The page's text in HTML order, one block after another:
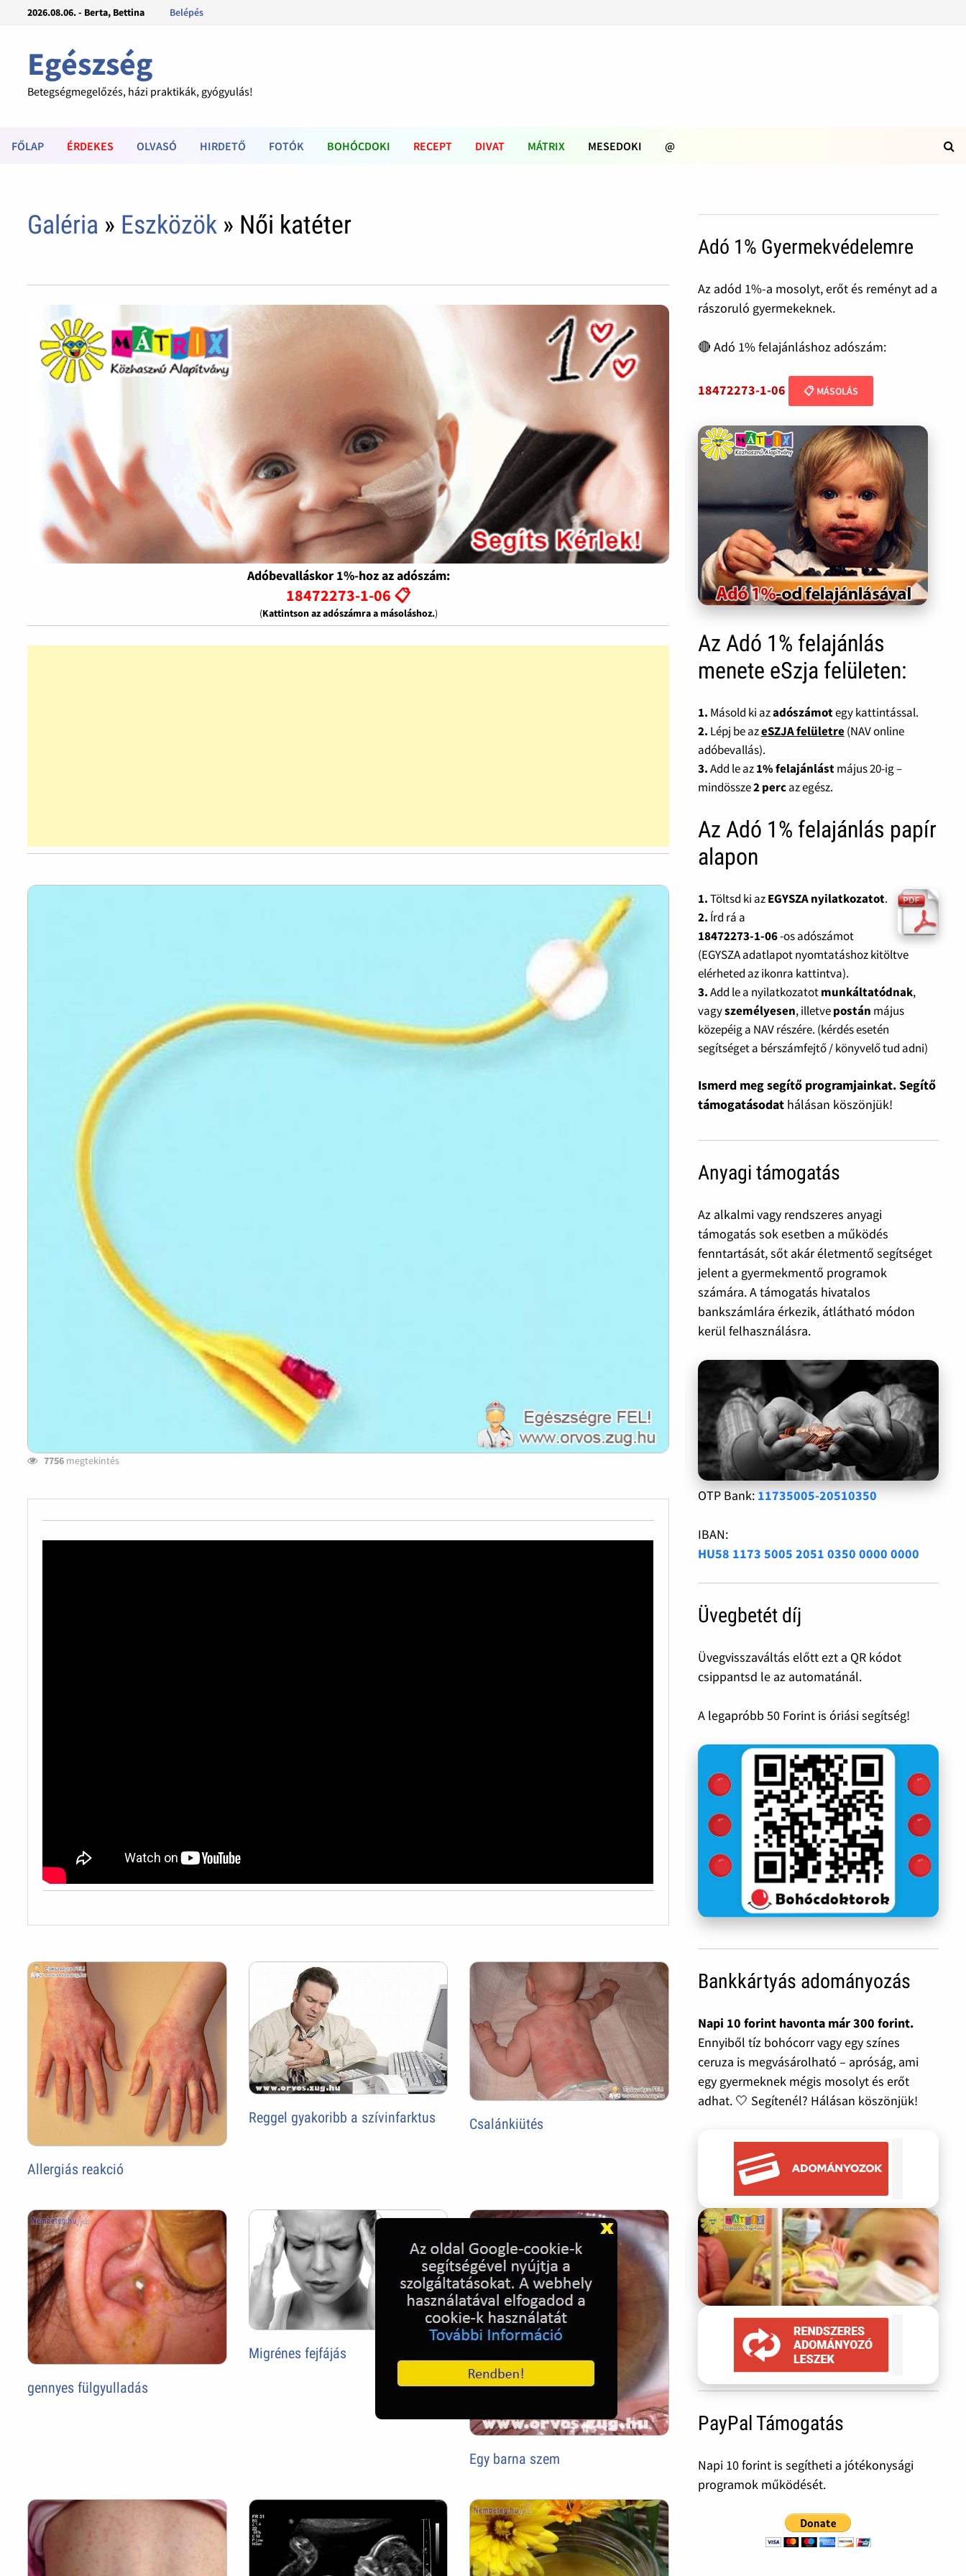
2026.08.06. - Berta, Bettina Belépés
Egészség
Betegségmegelőzés, házi praktikák, gyógyulás!
FŐLAP ÉRDEKES OLVASÓ HIRDETŐ FOTÓK BOHÓCDOKI RECEPT DIVAT MÁTRIX MESEDOKI @
Galéria » Eszközök » Női katéter
Adóbevalláskor 1%-hoz az adószám:
18472273-1-06 📋
(Kattintson az adószámra a másoláshoz.)
7756 megtekintés
Allergiás reakció
Reggel gyakoribb a szívinfarktus Csalánkiütés
gennyes fülgyulladás
Migrénes fejfájás
Egy barna szem
Adó 1% Gyermekvédelemre
Az adód 1%-a mosolyt, erőt és reményt ad a
rászoruló gyermekeknek.
🔴 Adó 1% felajánláshoz adószám:
18472273-1-06 📋 MÁSOLÁS
Az Adó 1% felajánlás
menete eSzja felületen:
1. Másold ki azadószámotegy kattintással.
2. Lépj be azeSZJA felületre(NAV online
adóbevallás).
3.Add le az1% felajánlástmájus 20-ig –
mindössze2 percaz egész.
Az Adó 1% felajánlás papír
alapon
1.Töltsd ki azEGYSZA nyilatkozatot.
2. Írd rá a
18472273-1-06-os adószámot
(EGYSZA adatlapot nyomtatáshoz kitöltve
elérheted az ikonra kattintva).
3.Add le a nyilatkozatotmunkáltatódnak,
vagyszemélyesen, illetvepostán május
közepéig a NAV részére. (kérdés esetén
segítséget a bérszámfejtő / könyvelő tud adni)
Ismerd meg segítő programjainkat. Segítő
támogatásodat hálásan köszönjük!
Anyagi támogatás
Az alkalmi vagy rendszeres anyagi
támogatás sok esetben a működés
fenntartását, sőt akár életmentő segítséget
jelent a gyermekmentő programok
számára. A támogatás hivatalos
bankszámlára érkezik, átlátható módon
kerül felhasználásra.
OTP Bank: 11735005-20510350
IBAN:
HU58 1173 5005 2051 0350 0000 0000
Üvegbetét díj
Üvegvisszaváltás előtt ezt a QR kódot
csippantsd le az automatánál.
A legapróbb 50 Forint is óriási segítség!
Bankkártyás adományozás
Napi 10 forint havonta már 300 forint.
Ennyiből tíz bohócorr vagy egy színes
ceruza is megvásárolható – apróság, ami
egy gyermeknek mégis mosolyt és erőt
adhat. 🤍 Segítenél? Hálásan köszönjük!
PayPal Támogatás
Napi 10 forint is segítheti a jótékonysági
programok működését.